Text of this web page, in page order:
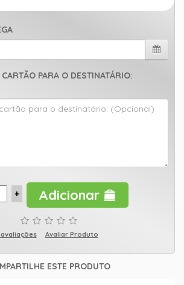
PARA O DESTINATÁRIO:
Adicionar
Avaliar Produto
ESTE PRODUTO